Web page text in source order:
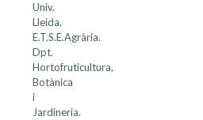
Univ.
Lleida.
E.T.S.E.Agrària.
Dpt.
Hortofruticultura,
Botànica
i
Jardineria.